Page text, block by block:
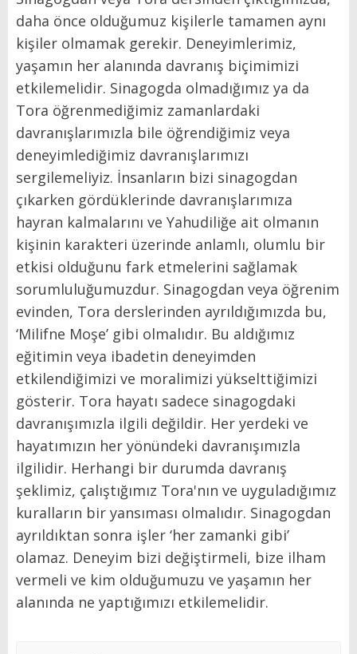
daha önce olduğumuz kişilerle tamamen aynı
kişiler olmamak gerekir. Deneyimlerimiz,
yaşamın her alanında davranış biçimimizi
etkilemelidir. Sinagogda olmadığımız ya da
Tora öğrenmediğimiz zamanlardaki
davranışlarımızla bile öğrendiğimiz veya
deneyimlediğimiz davranışlarımızı
sergilemeliyiz. İnsanların bizi sinagogdan
çıkarken gördüklerinde davranışlarımıza
hayran kalmalarını ve Yahudiliğe ait olmanın
kişinin karakteri üzerinde anlamlı, olumlu bir
etkisi olduğunu fark etmelerini sağlamak
sorumluluğumuzdur. Sinagogdan veya öğrenim
evinden, Tora derslerinden ayrıldığımızda bu,
‘Milifne Moşe’ gibi olmalıdır. Bu aldığımız
eğitimin veya ibadetin deneyimden
etkilendiğimizi ve moralimizi yükselttiğimizi
gösterir. Tora hayatı sadece sinagogdaki
davranışımızla ilgili değildir. Her yerdeki ve
hayatımızın her yönündeki davranışımızla
ilgilidir. Herhangi bir durumda davranış
şeklimiz, çalıştığımız Tora'nın ve uyguladığımız
kuralların bir yansıması olmalıdır. Sinagogdan
ayrıldıktan sonra işler ‘her zamanki gibi’
olamaz. Deneyim bizi değiştirmeli, bize ilham
vermeli ve kim olduğumuzu ve yaşamın her
alanında ne yaptığımızı etkilemelidir.